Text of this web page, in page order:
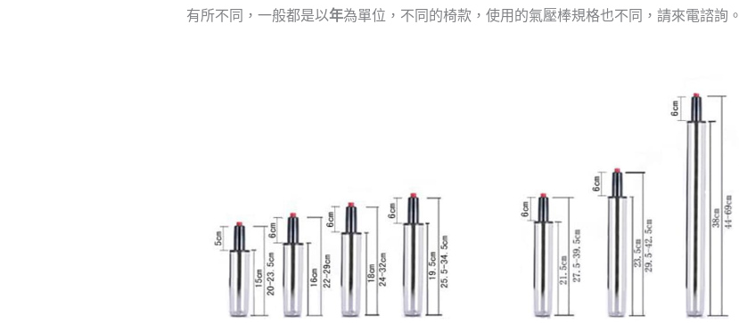
有所不同，一般都是以年為單位，不同的椅款，使用的氣壓棒規格也不同，請來電諮詢。